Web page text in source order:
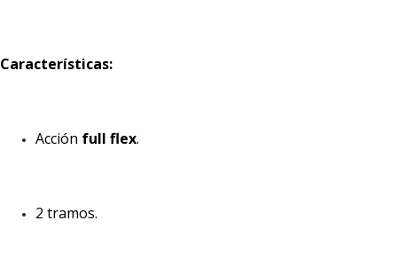
Características:
Acción full flex.
2 tramos.